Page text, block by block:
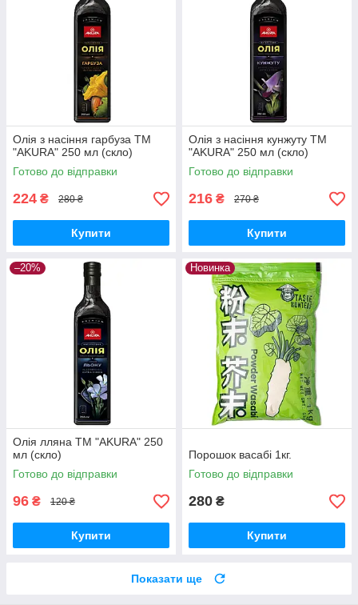
Олія з насіння гарбуза ТМ
"AKURA" 250 мл (скло)
Готово до відправки
224 ₴ 280 ₴
Купити
Олія з насіння кунжуту ТМ
"AKURA" 250 мл (скло)
Готово до відправки
216 ₴ 270 ₴
Купити
–20%
Олія лляна ТМ "AKURA" 250
мл (скло)
Готово до відправки
96 ₴ 120 ₴
Купити
Новинка
Порошок васабі 1кг.
Готово до відправки
280 ₴
Купити
Показати ще